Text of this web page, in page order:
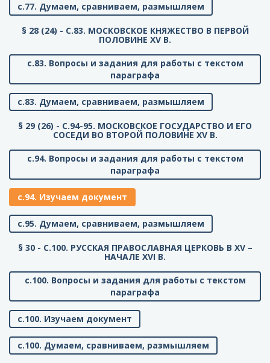
с.77. Думаем, сравниваем, размышляем
§ 28 (24) - C.83. МОСКОВСКОЕ КНЯЖЕСТВО В ПЕРВОЙ
ПОЛОВИНЕ XV В.
с.83. Вопросы и задания для работы с текстом
параграфа
с.83. Думаем, сравниваем, размышляем
§ 29 (26) - C.94-95. МОСКОВСКОЕ ГОСУДАРСТВО И ЕГО
СОСЕДИ ВО ВТОРОЙ ПОЛОВИНЕ XV В.
с.94. Вопросы и задания для работы с текстом
параграфа
с.94. Изучаем документ
с.95. Думаем, сравниваем, размышляем
§ 30 - C.100. РУССКАЯ ПРАВОСЛАВНАЯ ЦЕРКОВЬ В XV –
НАЧАЛЕ XVI В.
с.100. Вопросы и задания для работы с текстом
параграфа
с.100. Изучаем документ
с.100. Думаем, сравниваем, размышляем